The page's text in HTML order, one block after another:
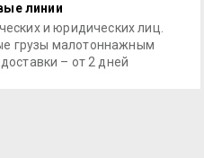
линии
и юридических лиц.
грузы малотоннажным
– от 2 дней